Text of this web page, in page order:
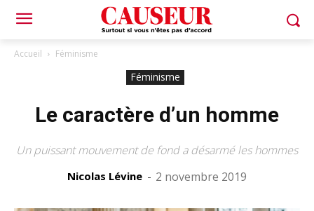
Accueil Féminisme
Féminisme
Le caractère d’un homme
Un puissant mouvement de fond a désarmé les hommes
Nicolas Lévine - 2 novembre 2019